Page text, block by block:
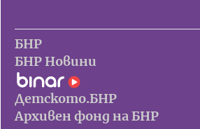
БНР
БНР Новини
Детското.БНР
Архивен фонд на БНР